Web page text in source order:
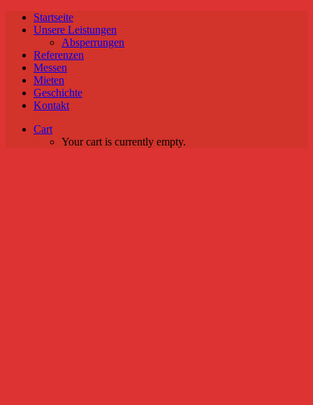
Startseite
Unsere Leistungen
Absperrungen
Referenzen
Messen
Mieten
Geschichte
Kontakt
Cart
Your cart is currently empty.